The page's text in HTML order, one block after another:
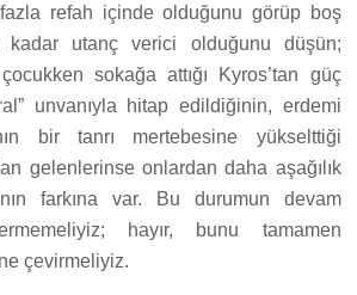
refah içinde olduğunu görüp boş
kadar utanç verici olduğunu düşün;
sokağa attığı Kyros’tan güç
unvanıyla hitap edildiğinin, erdemi
bir tanrı mertebesine yükselttiği
gelenlerinse onlardan daha aşağılık
farkına var. Bu durumun devam
hayır, bunu tamamen
çevirmeliyiz.